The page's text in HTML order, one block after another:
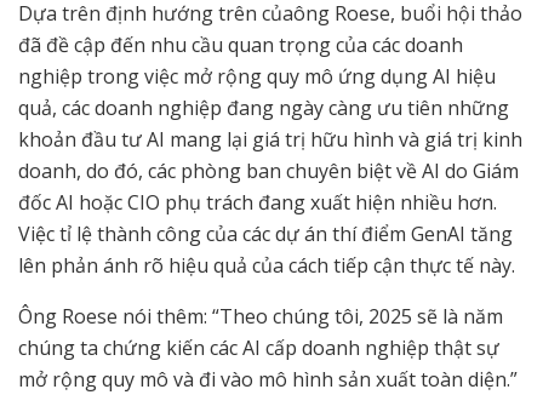
Dựa trên định hướng trên củaông Roese, buổi hội thảo
đã đề cập đến nhu cầu quan trọng của các doanh
nghiệp trong việc mở rộng quy mô ứng dụng AI hiệu
quả, các doanh nghiệp đang ngày càng ưu tiên những
khoản đầu tư AI mang lại giá trị hữu hình và giá trị kinh
doanh, do đó, các phòng ban chuyên biệt về AI do Giám
đốc AI hoặc CIO phụ trách đang xuất hiện nhiều hơn.
Việc tỉ lệ thành công của các dự án thí điểm GenAI tăng
lên phản ánh rõ hiệu quả của cách tiếp cận thực tế này.
Ông Roese nói thêm: “Theo chúng tôi, 2025 sẽ là năm
chúng ta chứng kiến các AI cấp doanh nghiệp thật sự
mở rộng quy mô và đi vào mô hình sản xuất toàn diện.”